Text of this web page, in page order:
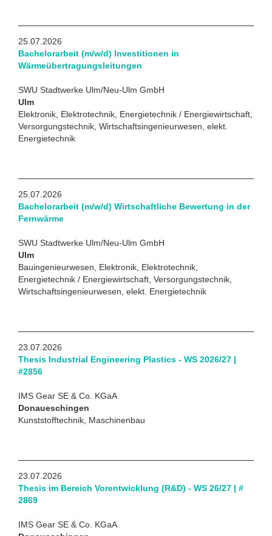
25.07.2026
Bachelorarbeit (m/w/d) Investitionen in
Wärmeübertragungsleitungen
SWU Stadtwerke Ulm/Neu-Ulm GmbH
Ulm
Elektronik, Elektrotechnik, Energietechnik / Energiewirtschaft,
Versorgungstechnik, Wirtschaftsingenieurwesen, elekt.
Energietechnik
25.07.2026
Bachelorarbeit (m/w/d) Wirtschaftliche Bewertung in der
Fernwärme
SWU Stadtwerke Ulm/Neu-Ulm GmbH
Ulm
Bauingenieurwesen, Elektronik, Elektrotechnik,
Energietechnik / Energiewirtschaft, Versorgungstechnik,
Wirtschaftsingenieurwesen, elekt. Energietechnik
23.07.2026
Thesis Industrial Engineering Plastics - WS 2026/27 |
#2856
IMS Gear SE & Co. KGaA
Donaueschingen
Kunststofftechnik, Maschinenbau
23.07.2026
Thesis im Bereich Vorentwicklung (R&D) - WS 26/27 | #
2869
IMS Gear SE & Co. KGaA